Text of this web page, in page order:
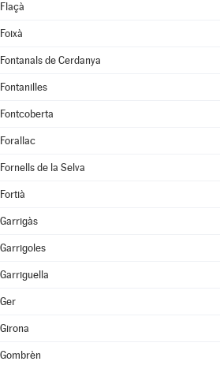
Flaçà
Foixà
Fontanals de Cerdanya
Fontanilles
Fontcoberta
Forallac
Fornells de la Selva
Fortià
Garrigàs
Garrigoles
Garriguella
Ger
Girona
Gombrèn